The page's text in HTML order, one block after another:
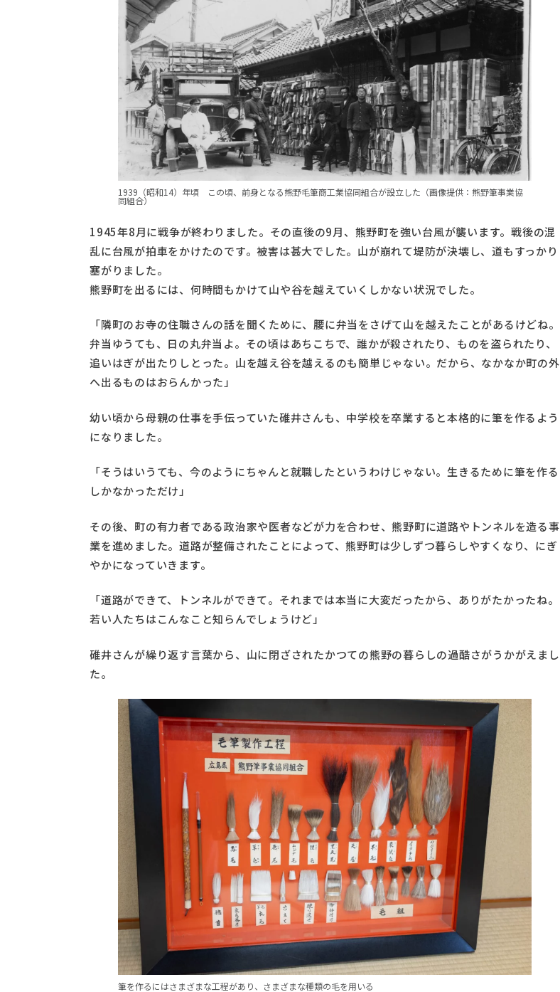
1939（昭和14）年頃 この頃、前身となる熊野毛筆商工業協同組合が設立した（画像提供：熊野筆事業協
同組合）
1945年8月に戦争が終わりました。その直後の9月、熊野町を強い台風が襲います。戦後の混
乱に台風が拍車をかけたのです。被害は甚大でした。山が崩れて堤防が決壊し、道もすっかり
塞がりました。
熊野町を出るには、何時間もかけて山や谷を越えていくしかない状況でした。
「隣町のお寺の住職さんの話を聞くために、腰に弁当をさげて山を越えたことがあるけどね。
弁当ゆうても、日の丸弁当よ。その頃はあちこちで、誰かが殺されたり、ものを盗られたり、
追いはぎが出たりしとった。山を越え谷を越えるのも簡単じゃない。だから、なかなか町の外
へ出るものはおらんかった」
幼い頃から母親の仕事を手伝っていた碓井さんも、中学校を卒業すると本格的に筆を作るよう
になりました。
「そうはいうても、今のようにちゃんと就職したというわけじゃない。生きるために筆を作る
しかなかっただけ」
その後、町の有力者である政治家や医者などが力を合わせ、熊野町に道路やトンネルを造る事
業を進めました。道路が整備されたことによって、熊野町は少しずつ暮らしやすくなり、にぎ
やかになっていきます。
「道路ができて、トンネルができて。それまでは本当に大変だったから、ありがたかったね。
若い人たちはこんなこと知らんでしょうけど」
碓井さんが繰り返す言葉から、山に閉ざされたかつての熊野の暮らしの過酷さがうかがえまし
た。
筆を作るにはさまざまな工程があり、さまざまな種類の毛を用いる